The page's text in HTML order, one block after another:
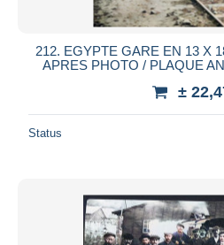
212. EGYPTE GARE EN 13 X
APRES PHOTO / PLAQUE
±
Status